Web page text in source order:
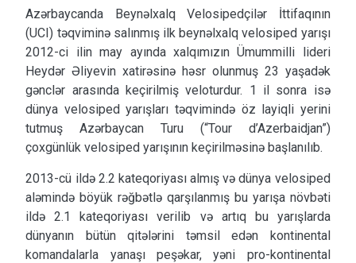
Azərbaycanda Beynəlxalq Velosipedçilər İttifaqının
(UCI) təqviminə salınmış ilk beynəlxalq velosiped yarışı
2012-ci ilin may ayında xalqımızın Ümummilli lideri
Heydər Əliyevin xatirəsinə həsr olunmuş 23 yaşadək
gənclər arasında keçirilmiş veloturdur. 1 il sonra isə
dünya velosiped yarışları təqvimində öz layiqli yerini
tutmuş Azərbaycan Turu (“Tour d’Azerbaidjan”)
çoxgünlük velosiped yarışının keçirilməsinə başlanılıb.
2013-cü ildə 2.2 kateqoriyası almış və dünya velosiped
aləmində böyük rəğbətlə qarşılanmış bu yarışa növbəti
ildə 2.1 kateqoriyası verilib və artıq bu yarışlarda
dünyanın bütün qitələrini təmsil edən kontinental
komandalarla yanaşı peşəkar, yəni pro-kontinental